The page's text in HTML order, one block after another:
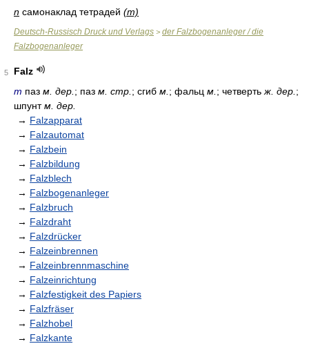
n самонаклад тетрадей (m)
Deutsch-Russisch Druck und Verlags > der Falzbogenanleger / die
Falzbogenanleger
5
Falz
m паз м. дер. ; паз м. стр. ; сгиб м. ; фальц м. ; четверть ж. дер. ;
шпунтм. дер.
→ Falzapparat
→ Falzautomat
→ Falzbein
→ Falzbildung
→ Falzblech
→ Falzbogenanleger
→ Falzbruch
→ Falzdraht
→ Falzdrücker
→ Falzeinbrennen
→ Falzeinbrennmaschine
→ Falzeinrichtung
→ Falzfestigkeit des Papiers
→ Falzfräser
→ Falzhobel
→ Falzkante